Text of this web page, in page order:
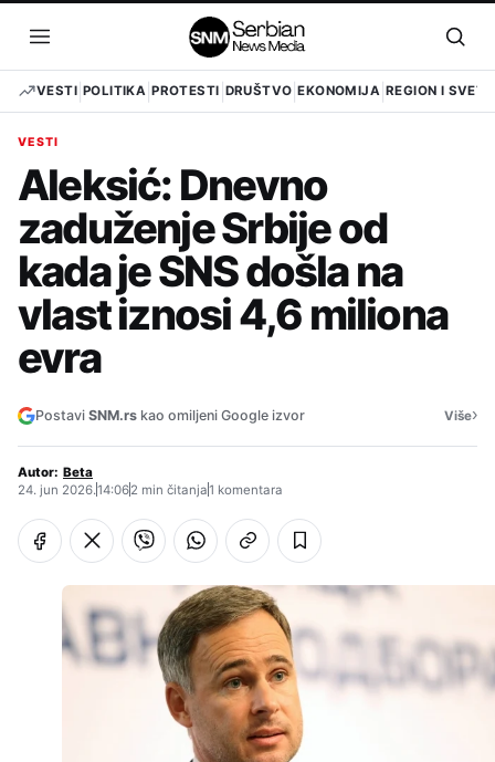
sadržaj
Otvori
meni
VESTI POLITIKA PROTESTI DRUŠTVO EKONOMIJA REGION I SVET
VESTI
Aleksić: Dnevno
zaduženje Srbije od
kada je SNS došla na
vlast iznosi 4,6 miliona
evra
Postavi SNM.rs kao omiljeni Google izvor Više›
Autor: Beta
24. jun 2026.14:062 min čitanja1 komentara